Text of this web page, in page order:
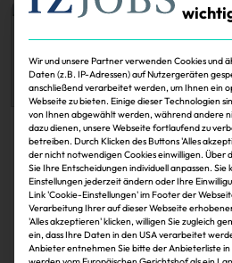
Karriere
HTW-Studierende
Immowelt
Studierende und Ehemalige des
Immobilienwirtschaft haben Ende 2014 das
Immobilienwirtschaft an der Hochschule
gegründet. Zur ersten
Wir und unsere Partner verwenden Cookies und
Daten (z.B. IP-Adressen) auf Nutzergeräten
anschließend verarbeitet werden, um Ihnen ein
Webseite zu bieten. Einige dieser Technologien
von Ihnen abgewählt werden, während andere
dazu dienen, unsere Webseite fortlaufend zu
betreiben. Durch Klicken des Buttons 'Alles
der nicht notwendigen Cookies einwilligen. Über
Sie Ihre Entscheidungen individuell anpassen.
Einstellungen jederzeit ändern oder Ihre
Link 'Cookie-Einstellungen' im Footer der
Verarbeitung Ihrer auf dieser Webseite
'Alles akzeptieren' klicken, willigen Sie zugleich
ein, dass Ihre Daten in den USA verarbeitet
Anbieter entnehmen Sie bitte der Anbieterliste